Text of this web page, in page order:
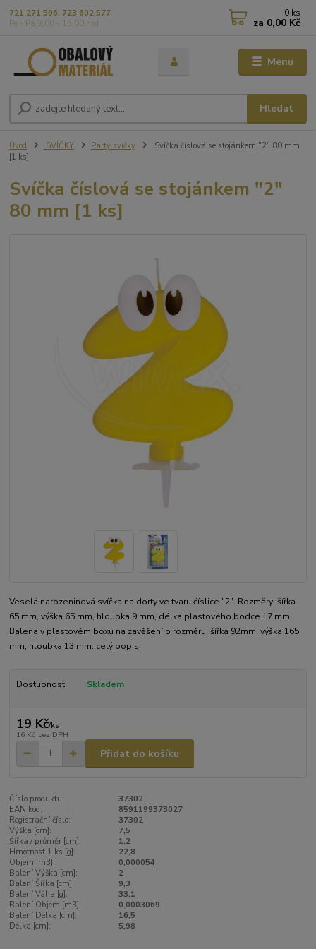
Menu
Hledat
721 271 596, 723 602 577
Po - Pá 9,00 - 15,00 hod
0 ks
za 0,00 Kč
Úvod SVÍČKY Párty svíčky
Svíčka číslová se stojánkem "2" 80 mm
[1 ks]
Svíčka číslová se stojánkem "2"
80 mm [1 ks]
Veselá narozeninová svíčka na dorty ve tvaru číslice "2". Rozměry: šířka
65 mm, výška 65 mm, hloubka 9 mm, délka plastového bodce 17 mm.
Balena v plastovém boxu na zavěšení o rozměru: šířka 92mm, výška 165
mm, hloubka 13 mm. celý popis
Dostupnost Skladem
19 Kč/ks
16 Kč bez DPH
Přidat do košíku
Číslo produktu:
37302
EAN kód:
8591199373027
Registrační číslo:
37302
Výška [cm]:
7,5
Šířka / průměr [cm]:
1,2
Hmotnost 1 ks [g]:
22,8
Objem [m3]:
0,000054
Balení Výška [cm]:
2
Balení Šířka [cm]:
9,3
Balení Váha [g]:
33,1
Balení Objem [m3]:
0,0003069
Balení Délka [cm]:
16,5
Délka [cm]:
5,98